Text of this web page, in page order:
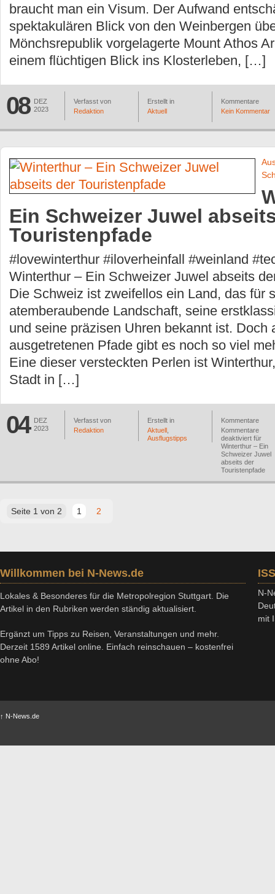
braucht man ein Visum. Der Aufwand
spektakulären Blick von den Weinbergen
Mönchsrepublik vorgelagerte Mount Athos
einem flüchtigen Blick ins Klosterleben, […]
08
DEZ
2023
Verfasst von
Redaktion
Erstellt in
Aktuell
Kommentare
Kein Kommentar
Ein Schweizer Juwel
Touristenpfade
#lovewinterthur #iloverheinfall #weinland
Winterthur – Ein Schweizer Juwel abseits
Die Schweiz ist zweifellos ein Land, das für
atemberaubende Landschaft, seine
und seine präzisen Uhren bekannt ist. Doch
ausgetretenen Pfade gibt es noch so viel
Eine dieser versteckten Perlen ist
Stadt in […]
04
DEZ
2023
Verfasst von
Redaktion
Erstellt in
Aktuell
Ausflugstipps
Kommentare
Kommentare
deaktiviert für
Winterthur – Ein
Schweizer Juwel
abseits der
Touristenpfade
Seite 1 von 2 1 2
Willkommen bei N-News.de
Lokales & Besonderes für die Metropolregion Stuttgart. Die
Artikel in den Rubriken werden ständig aktualisiert.
Ergänzt um Tipps zu Reisen, Veranstaltungen und mehr.
Derzeit 1589 Artikel online. Einfach reinschauen – kostenfrei
ohne Abo!
N-
mit
↑ N-News.de